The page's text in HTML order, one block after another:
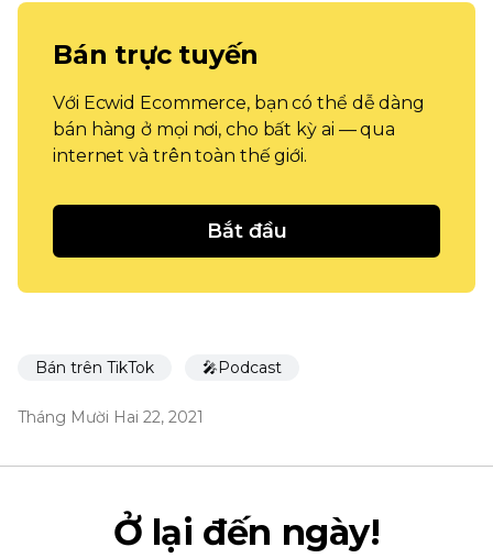
Bán trực tuyến
Với Ecwid Ecommerce, bạn có thể dễ dàng
bán hàng ở mọi nơi, cho bất kỳ ai — qua
internet và trên toàn thế giới.
Bắt đầu
Bán trên TikTok 🎤Podcast
Tháng Mười Hai 22, 2021
Ở lại đến ngày!